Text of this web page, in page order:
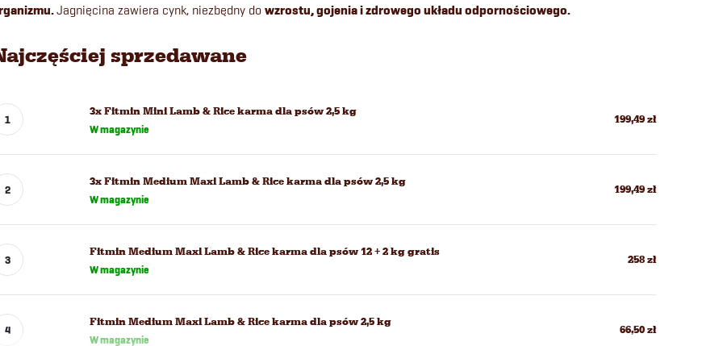
Jagnięcina zawiera cynk, niezbędny do wzrostu, gojenia i zdrowego układu odpornościowego.
sprzedawane
3x Fitmin Mini Lamb & Rice karma dla psów 2,5 kg
W magazynie
199,49 zł
3x Fitmin Medium Maxi Lamb & Rice karma dla psów 2,5 kg
W magazynie
199,49 zł
Fitmin Medium Maxi Lamb & Rice karma dla psów 12 + 2 kg gratis
W magazynie
258 zł
Fitmin Medium Maxi Lamb & Rice karma dla psów 2,5 kg
W magazynie
66,50 zł